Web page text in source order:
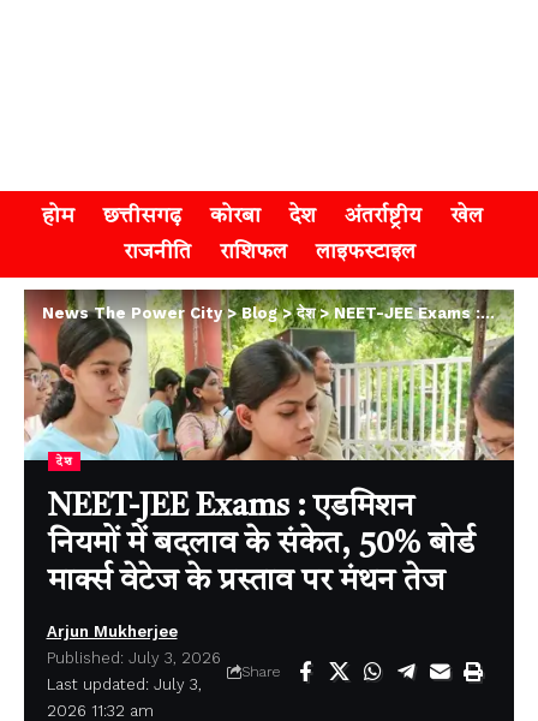
होम छत्तीसगढ़ कोरबा देश अंतर्राष्ट्रीय
खेल
राजनीति
राशिफल लाइफस्टाइल
News The Power City>Blog>देश>NEET-JEE Exams : एडमिशन नियमों में बदलाव के संकेत, 50% बोर्ड मार्क्स वेटेज के प्रस्ताव पर मंथन तेज
देश
NEET-JEE Exams : एडमिशन
नियमों में बदलाव के संकेत, 50% बोर्ड
मार्क्स वेटेज के प्रस्ताव पर मंथन तेज
Last updated: July 3,
2026 11:32 am
Arjun Mukherjee
Published: July 3, 2026
Share